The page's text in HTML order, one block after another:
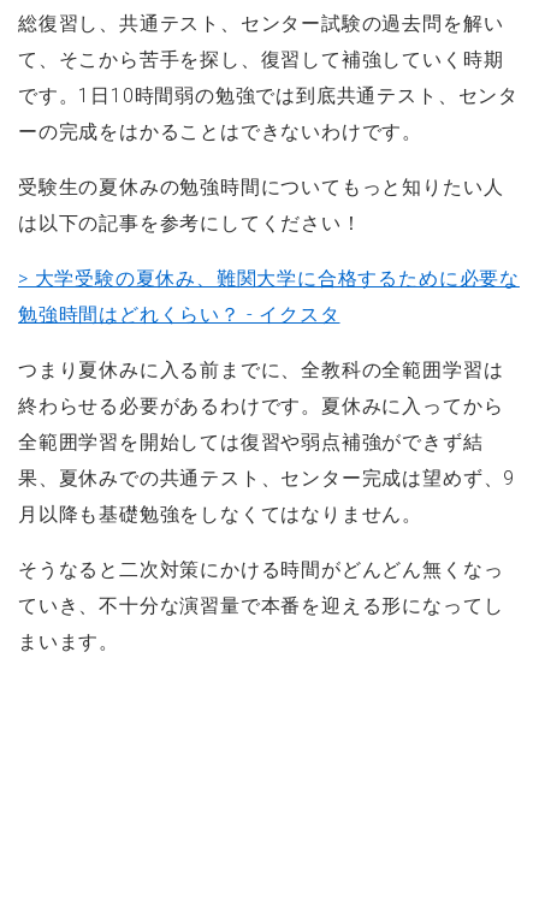
総復習し、共通テスト、センター試験の過去問を解い
て、そこから苦手を探し、復習して補強していく時期
です。1日10時間弱の勉強では到底共通テスト、センタ
ーの完成をはかることはできないわけです。
受験生の夏休みの勉強時間についてもっと知りたい人
は以下の記事を参考にしてください！
> 大学受験の夏休み、難関大学に合格するために必要な
勉強時間はどれくらい？ - イクスタ
つまり夏休みに入る前までに、全教科の全範囲学習は
終わらせる必要があるわけです。夏休みに入ってから
全範囲学習を開始しては復習や弱点補強ができず結
果、夏休みでの共通テスト、センター完成は望めず、9
月以降も基礎勉強をしなくてはなりません。
そうなると二次対策にかける時間がどんどん無くなっ
ていき、不十分な演習量で本番を迎える形になってし
まいます。